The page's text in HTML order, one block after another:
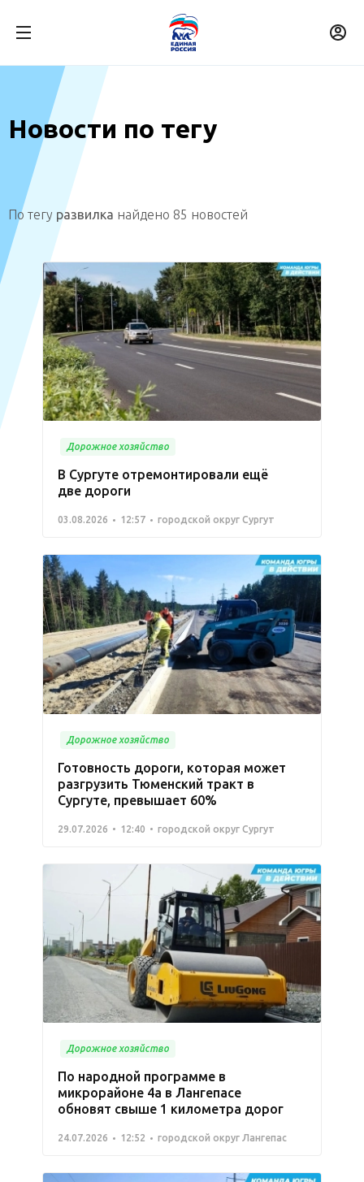
Новости по тегу
По тегу развилка найдено 85 новостей
Дорожное хозяйство
В Сургуте отремонтировали ещё
две дороги
03.08.2026 12:57 городской округ Сургут
Дорожное хозяйство
Готовность дороги, которая может
разгрузить Тюменский тракт в
Сургуте, превышает 60%
29.07.2026 12:40 городской округ Сургут
Дорожное хозяйство
По народной программе в
микрорайоне 4а в Лангепасе
обновят свыше 1 километра дорог
24.07.2026 12:52 городской округ Лангепас